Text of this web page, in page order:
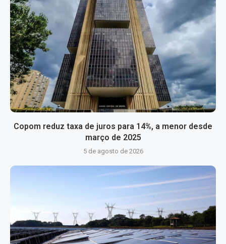
Copom reduz taxa de juros para 14%, a menor desde
março de 2025
5 de agosto de 2026